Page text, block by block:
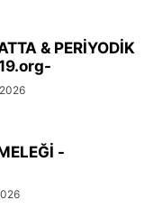
& PERİYODİK
-